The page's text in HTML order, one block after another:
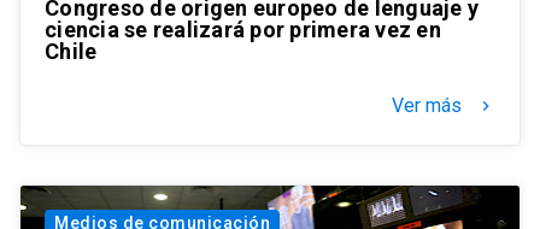
Congreso de origen europeo de lenguaje y
ciencia se realizará por primera vez en
Chile
Ver más keyboard_arrow_right
Medios de comunicación